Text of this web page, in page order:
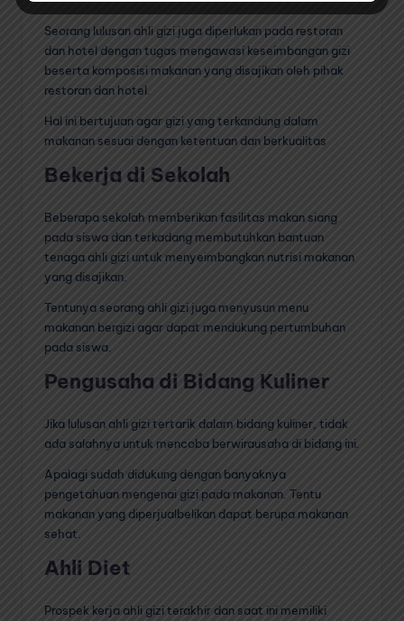
Seorang lulusan ahli gizi juga diperlukan pada restoran
dan hotel dengan tugas mengawasi keseimbangan gizi
beserta komposisi makanan yang disajikan oleh pihak
restoran dan hotel.
Hal ini bertujuan agar gizi yang terkandung dalam
makanan sesuai dengan ketentuan dan berkualitas
Bekerja di Sekolah
Beberapa sekolah memberikan fasilitas makan siang
pada siswa dan terkadang membutuhkan bantuan
tenaga ahli gizi untuk menyeimbangkan nutrisi makanan
yang disajikan.
Tentunya seorang ahli gizi juga menyusun menu
makanan bergizi agar dapat mendukung pertumbuhan
pada siswa.
Pengusaha di Bidang Kuliner
Jika lulusan ahli gizi tertarik dalam bidang kuliner, tidak
ada salahnya untuk mencoba berwirausaha di bidang ini.
Apalagi sudah didukung dengan banyaknya
pengetahuan mengenai gizi pada makanan. Tentu
makanan yang diperjualbelikan dapat berupa makanan
sehat.
Ahli Diet
Prospek kerja ahli gizi terakhir dan saat ini memiliki